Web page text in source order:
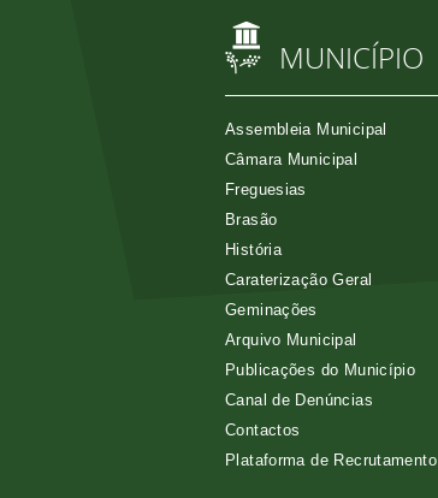
MUNICÍPIO
Assembleia Municipal
Câmara Municipal
Freguesias
Brasão
História
Caraterização Geral
Geminações
Arquivo Municipal
Publicações do Município
Canal de Denúncias
Contactos
Plataforma de Recrutamento